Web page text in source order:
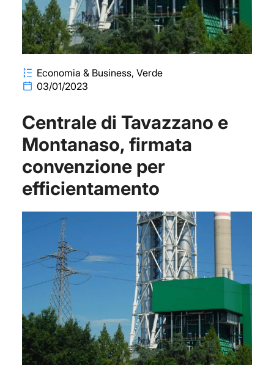
Economia & Business Verde
03/01/2023
Centrale di Tavazzano e
Montanaso, firmata
convenzione per
efficientamento